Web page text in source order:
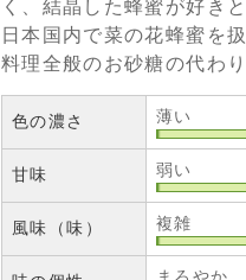
く、結晶した蜂蜜が好き
日本国内で菜の花蜂蜜を
料理全般のお砂糖の代わ
色の濃さ 薄い
甘味 弱い
風味（味） 複雑